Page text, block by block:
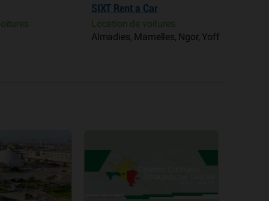
SIXT Rent a Car
Location de voitures
Almadies, Mamelles, Ngor, Yoff